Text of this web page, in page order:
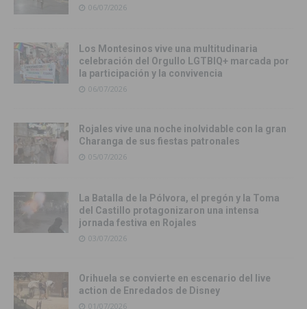
06/07/2026
Los Montesinos vive una multitudinaria
celebración del Orgullo LGTBIQ+ marcada por
la participación y la convivencia
06/07/2026
Rojales vive una noche inolvidable con la gran
Charanga de sus fiestas patronales
05/07/2026
La Batalla de la Pólvora, el pregón y la Toma
del Castillo protagonizaron una intensa
jornada festiva en Rojales
03/07/2026
Orihuela se convierte en escenario del live
action de Enredados de Disney
01/07/2026